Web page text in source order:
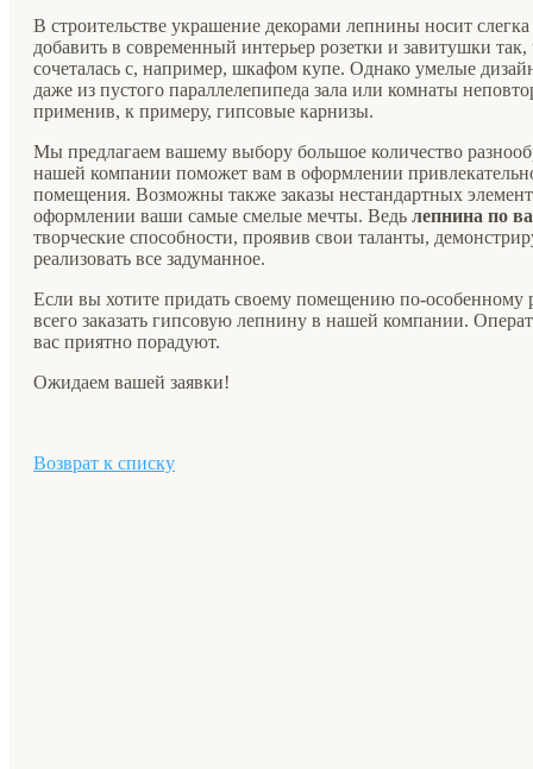
В строительстве украшение декорами лепнины носит
добавить в современный интерьер розетки и завитушки
сочеталась с, например, шкафом купе. Однако умелые
даже из пустого параллелепипеда зала или комнаты
применив, к примеру, гипсовые карнизы.
Мы предлагаем вашему выбору большое количество
нашей компании поможет вам в оформлении
помещения. Возможны также заказы нестандартных
оформлении ваши самые смелые мечты. Ведь лепнина по
творческие способности, проявив свои таланты,
реализовать все задуманное.
Если вы хотите придать своему помещению по-
всего заказать гипсовую лепнину в нашей компании.
вас приятно порадуют.
Ожидаем вашей заявки!
Возврат к списку